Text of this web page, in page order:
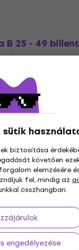
biztosítása
követően
elemzésére
fel, mindig az
összhangban.
engedélyezése
B 25 - 49
MUZMUZ-20
59 000 Ft -tól
Hasznos